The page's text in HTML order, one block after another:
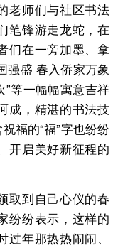
师们与社区书法
笔锋游走龙蛇，在
们在一旁加墨、拿
强盛 春入侨家万象
”等一幅幅寓意吉祥
成，精湛的书法技
福的“福”字也纷纷
开启美好新征程的
到自己心仪的春
纷纷表示，这样的
年那热热闹闹、